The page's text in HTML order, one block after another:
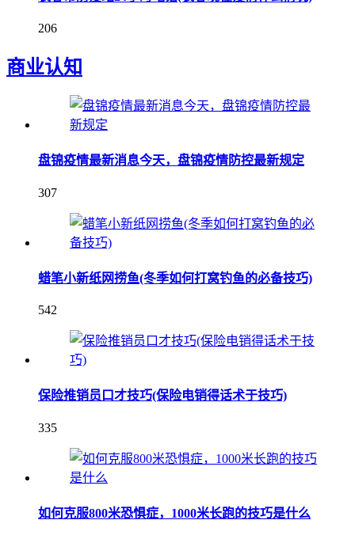
206
商业认知
盘锦疫情最新消息今天，盘锦疫情防控最新规定
307
蜡笔小新纸网捞鱼(冬季如何打窝钓鱼的必备技巧)
542
保险推销员口才技巧(保险电销得话术于技巧)
335
如何克服800米恐惧症，1000米长跑的技巧是什么